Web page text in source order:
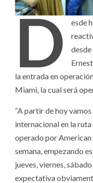
D
esde
la entrada en
Miami, la cual será
“A partir de hoy
internacional en la
operado por American
semana, empezando
jueves, viernes,
expectativa